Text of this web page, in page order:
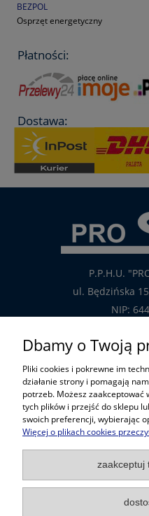
BEZPOL
Osprzęt energetyczny
Płatności:
Dostawa:
P.P.H.U.
ul. Będzińska
NIP:
tel.:
tel. kom:
Pomoc
Dbamy o Twoją
Pliki cookies i pokrewne im
działanie strony i pomagają
potrzeb. Możesz zaakceptować
tych plików i przejść do sklepu
swoich preferencji, wybierając
Więcej o plikach cookies
zaakceptuj